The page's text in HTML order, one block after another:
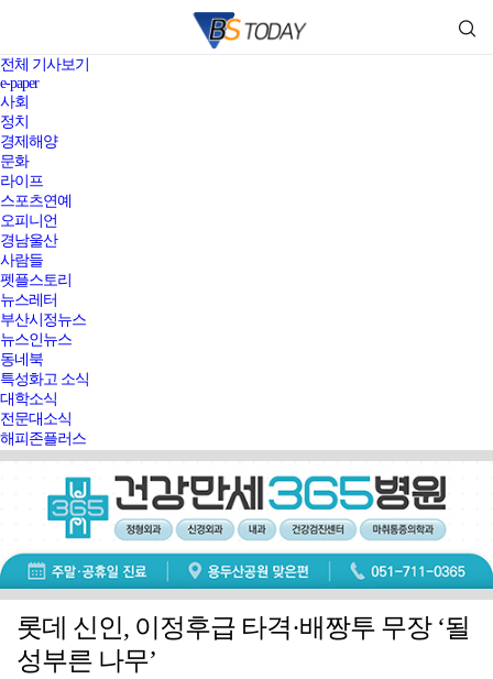
전체 기사보기
e-paper
사회
정치
경제해양
문화
라이프
스포츠연예
오피니언
경남울산
사람들
펫플스토리
뉴스레터
부산시정뉴스
뉴스인뉴스
동네북
특성화고 소식
대학소식
전문대소식
해피존플러스
롯데 신인, 이정후급 타격·배짱투 무장 ‘될
성부른 나무’